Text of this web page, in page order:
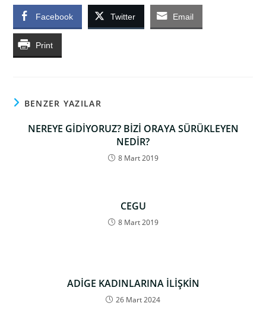
Facebook Twitter Email
Print
BENZER YAZILAR
NEREYE GİDİYORUZ? BİZİ ORAYA SÜRÜKLEYEN
NEDİR?
8 Mart 2019
CEGU
8 Mart 2019
ADİGE KADINLARINA İLİŞKİN
26 Mart 2024